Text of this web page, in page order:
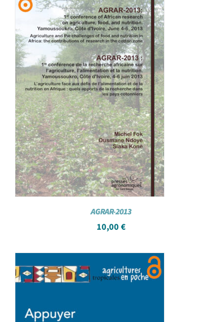
Achat en ligne
Panier WooCommerce
AGRAR-2013
10,00 €